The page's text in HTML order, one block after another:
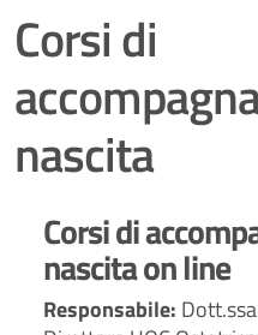
Corsi di
nascita
Corsi di
nascita on line
Responsabile: